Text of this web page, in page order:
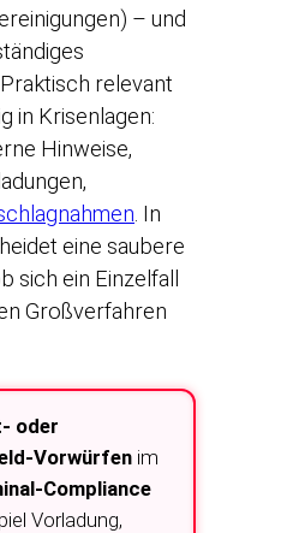
– und
relevant
in Krisenlagen:
Hinweise,
. In
eine saubere
sich ein Einzelfall
Großverfahren
oder
Vorwürfen im
Compliance
Vorladung,